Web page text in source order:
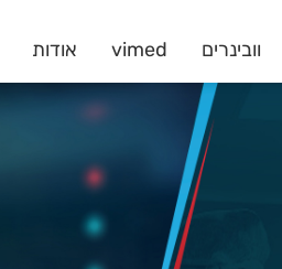
וובינרים vimed אודות